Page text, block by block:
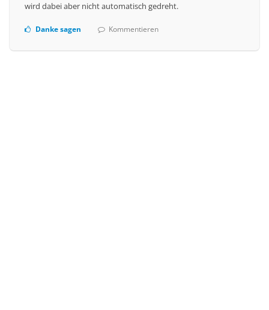
wird dabei aber nicht automatisch gedreht.
Danke sagen Kommentieren